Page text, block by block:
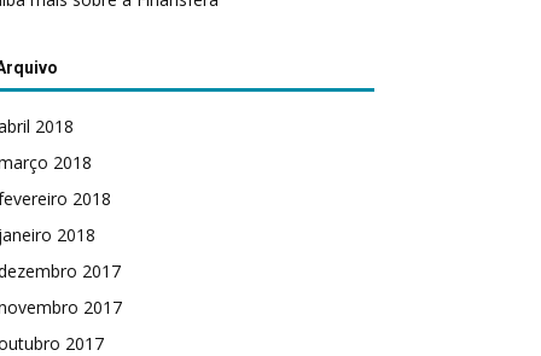
2018
2018
2018
janeiro 2018
2017
2017
2017